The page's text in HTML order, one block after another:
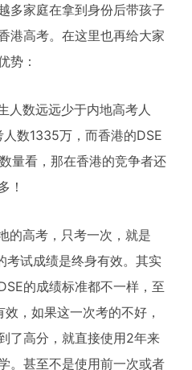
多家庭在拿到身份后带孩子
港高考。在这里也再给大家
势：
人数远远少于内地高考人
数1335万，而香港的DSE
量看，那在香港的竞争者还
！
的高考，只考一次，就是
考试成绩是终身有效。其实
的成绩标准都不一样，至
，如果这一次考的不好，
了高分，就直接使用2年来
。甚至不是使用前一次或者